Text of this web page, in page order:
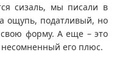
сизаль, мы писали в
ощупь, податливый, но
форму. А еще – это
несомненный его плюс.